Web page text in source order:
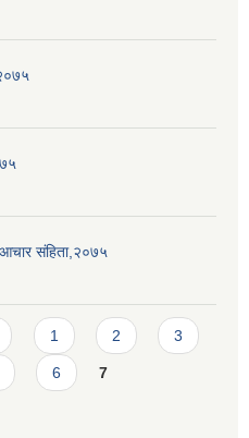
आचार संहिता,२०७५
1 2 3
6 7